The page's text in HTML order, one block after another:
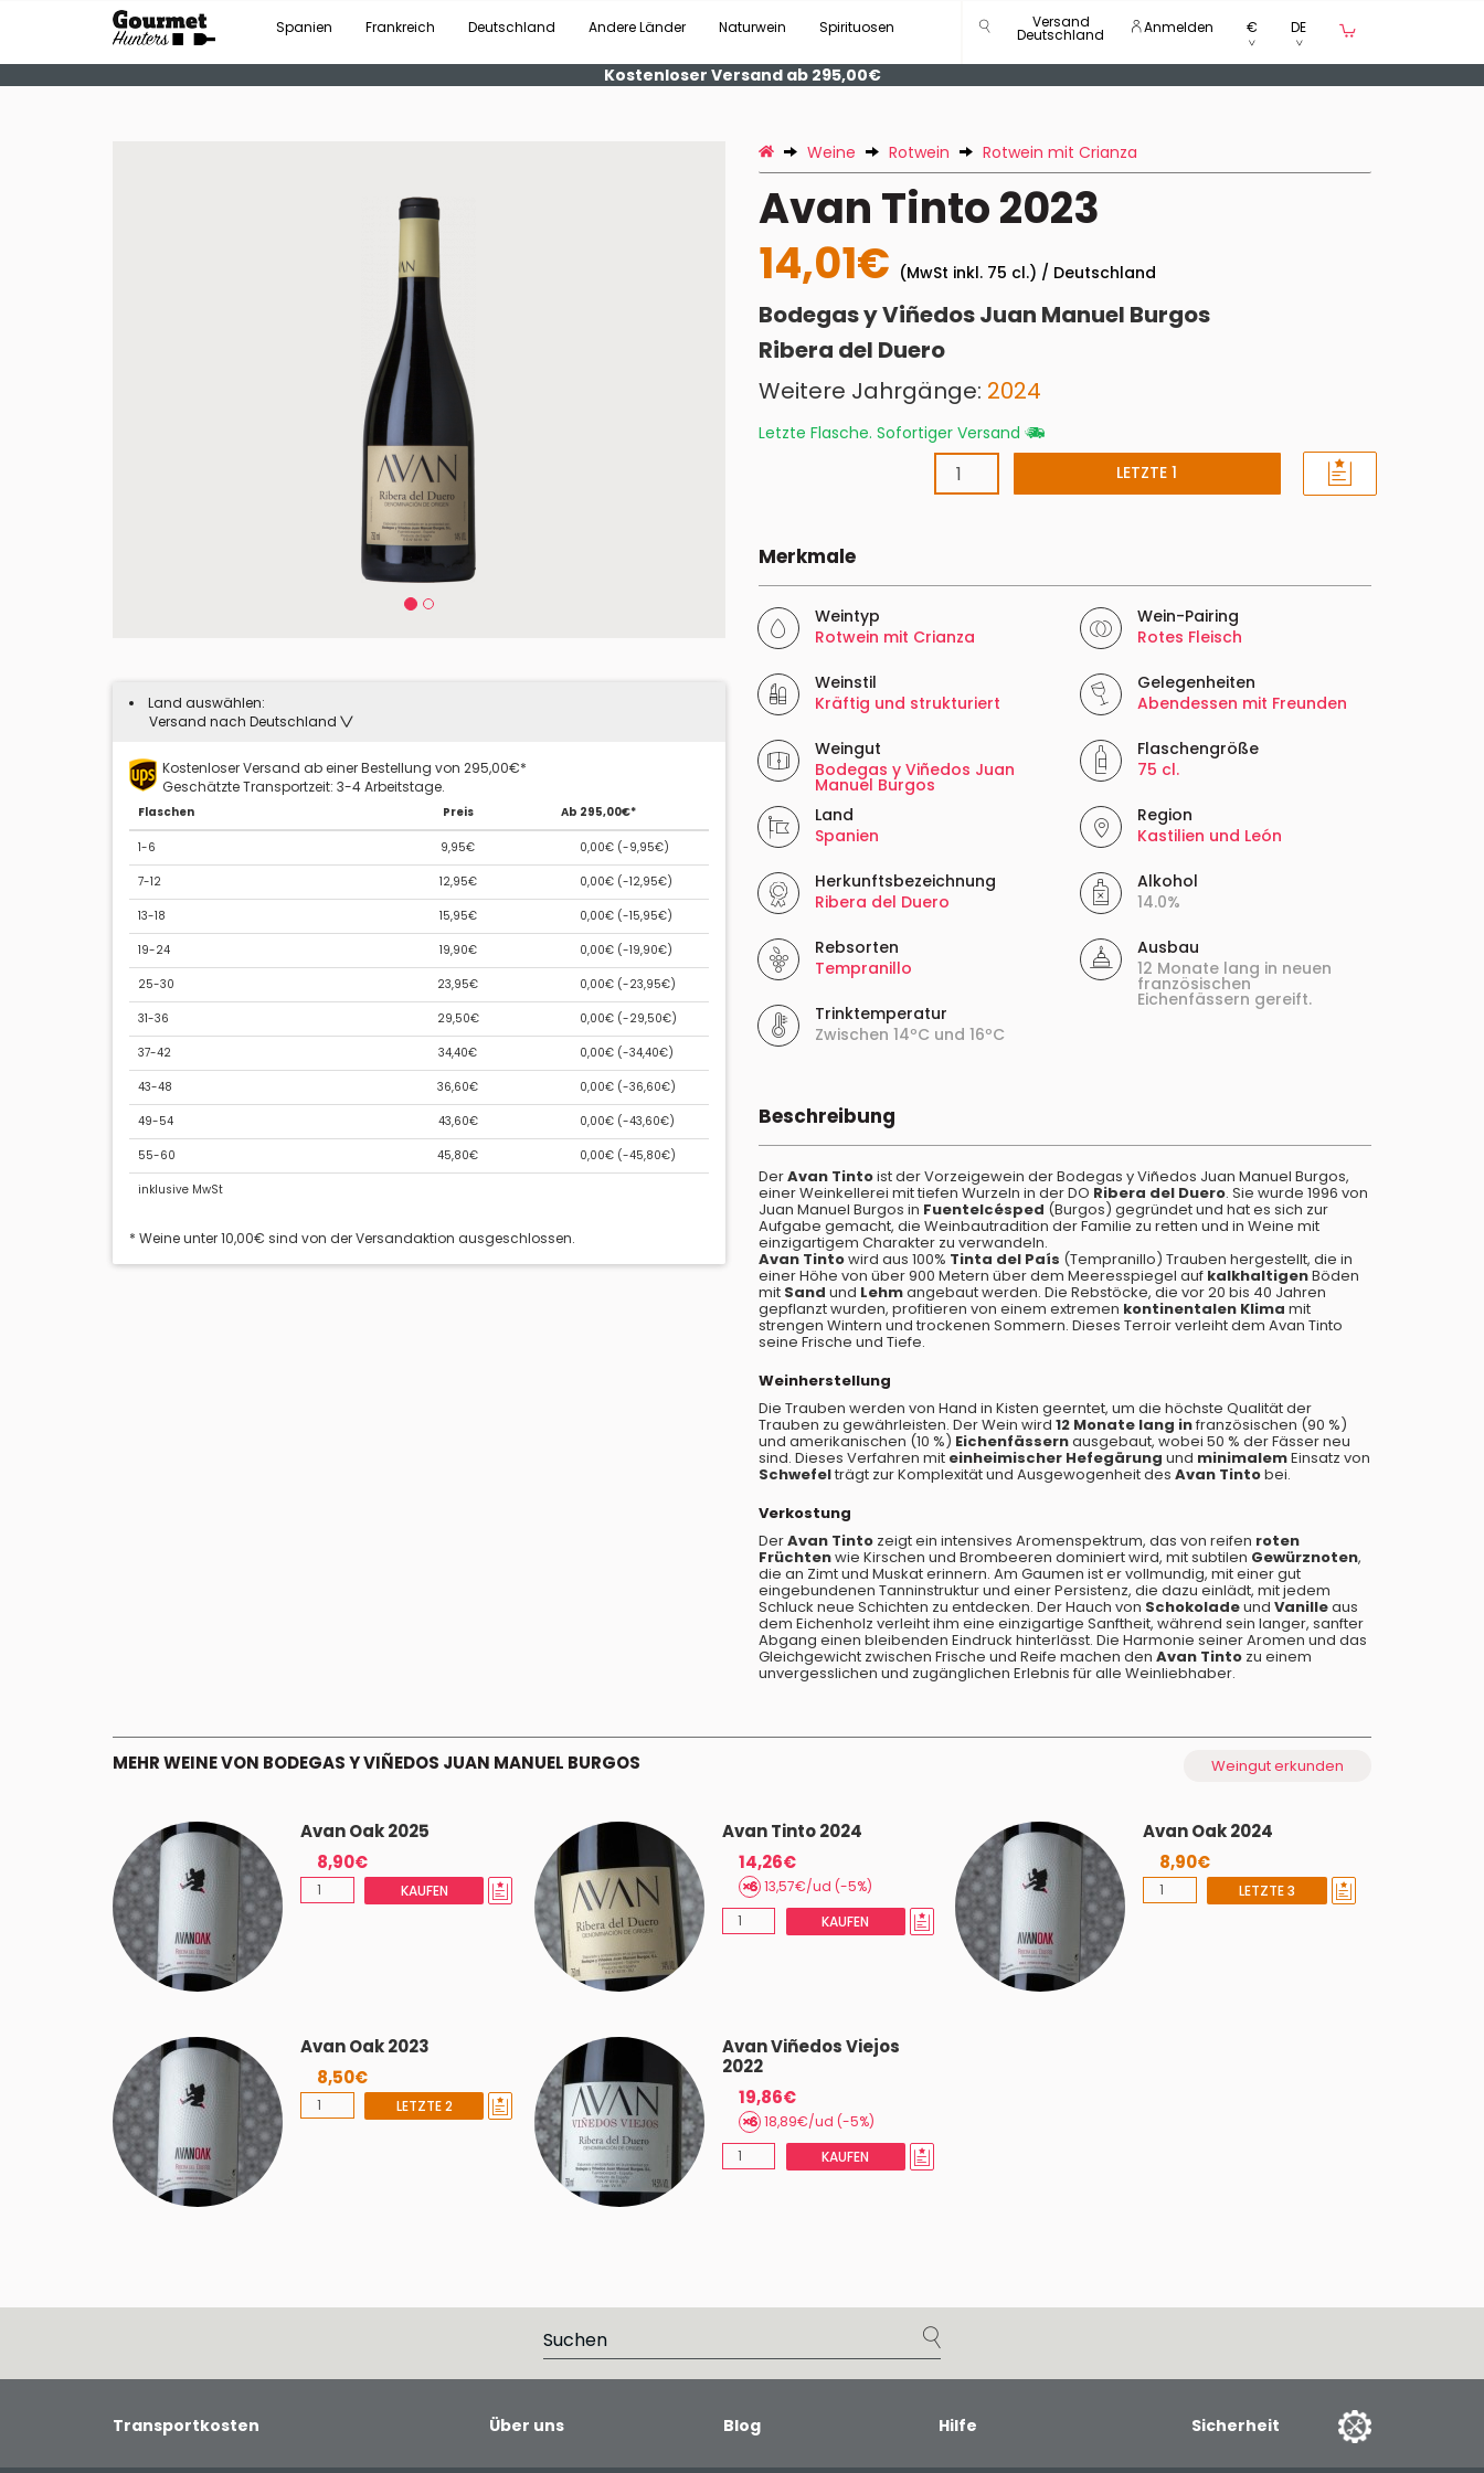
Spanien Frankreich Deutschland Andere Länder Naturwein Spirituosen Versand
Deutschland Anmelden € DE
Kostenloser Versand ab 295,00€
Land auswählen:
Versand nach Deutschland
Kostenloser Versand ab einer Bestellung von 295,00€*
Geschätzte Transportzeit: 3-4 Arbeitstage.
Flaschen Preis Ab 295,00€*
1-6 9,95€ 0,00€ (-9,95€)
7-12 12,95€ 0,00€ (-12,95€)
13-18 15,95€ 0,00€ (-15,95€)
19-24 19,90€ 0,00€ (-19,90€)
25-30 23,95€ 0,00€ (-23,95€)
31-36 29,50€ 0,00€ (-29,50€)
37-42 34,40€ 0,00€ (-34,40€)
43-48 36,60€ 0,00€ (-36,60€)
49-54 43,60€ 0,00€ (-43,60€)
55-60 45,80€ 0,00€ (-45,80€)
inklusive MwSt
* Weine unter 10,00€ sind von der Versandaktion ausgeschlossen.
Weine Rotwein Rotwein mit Crianza
Avan Tinto 2023
14,01€ (MwSt inkl. 75 cl.) / Deutschland
Bodegas y Viñedos Juan Manuel Burgos
Ribera del Duero
Weitere Jahrgänge: 2024
Letzte Flasche. Sofortiger Versand
LETZTE 1
Merkmale
Weintyp
Rotwein mit Crianza
Wein-Pairing
Rotes Fleisch
Weinstil
Kräftig und strukturiert
Gelegenheiten
Abendessen mit Freunden
Weingut
Bodegas y Viñedos Juan
Manuel Burgos
Flaschengröße
75 cl.
Land
Spanien
Region
Kastilien und León
Herkunftsbezeichnung
Ribera del Duero
Alkohol
14.0%
Rebsorten
Tempranillo
Trinktemperatur
Zwischen 14ºC und 16ºC
Ausbau
12 Monate lang in neuen
französischen
Eichenfässern gereift.
Beschreibung
DerAvan Tintoist der Vorzeigewein der Bodegas y Viñedos Juan Manuel Burgos,
einer Weinkellerei mit tiefen Wurzeln in der DO Ribera del Duero. Sie wurde 1996 von
Juan Manuel Burgos in Fuentelcésped (Burgos) gegründet und hat es sich zur
Aufgabe gemacht, die Weinbautradition der Familie zu retten und in Weine mit
einzigartigem Charakter zu verwandeln.
Avan Tintowird aus 100% Tinta del País (Tempranillo) Trauben hergestellt, die in
einer Höhe von über 900 Metern über dem Meeresspiegel auf kalkhaltigenBöden
mit Sand und Lehmangebaut werden. Die Rebstöcke, die vor 20 bis 40 Jahren
gepflanzt wurden, profitieren von einem extremen kontinentalen Klima mit
strengen Wintern und trockenen Sommern. Dieses Terroir verleiht dem Avan Tinto
seine Frische und Tiefe.
Weinherstellung
Die Trauben werden von Hand in Kisten geerntet, um die höchste Qualität der
Trauben zu gewährleisten. Der Wein wird 12 Monate lang infranzösischen (90 %)
und amerikanischen (10 %) Eichenfässernausgebaut, wobei 50 % der Fässer neu
sind. Dieses Verfahren mit einheimischer Hefegärung und minimalemEinsatz von
Schwefelträgt zur Komplexität und Ausgewogenheit des Avan Tintobei.
Verkostung
DerAvan Tinto zeigt ein intensives Aromenspektrum, das von reifen roten
Früchtenwie Kirschen und Brombeeren dominiert wird, mit subtilen Gewürznoten,
die an Zimt und Muskat erinnern. Am Gaumen ist er vollmundig, mit einer gut
eingebundenen Tanninstruktur und einer Persistenz, die dazu einlädt, mit jedem
Schluck neue Schichten zu entdecken. Der Hauch von Schokoladeund Vanilleaus
dem Eichenholz verleiht ihm eine einzigartige Sanftheit, während sein langer, sanfter
Abgang einen bleibenden Eindruck hinterlässt. Die Harmonie seiner Aromen und das
Gleichgewicht zwischen Frische und Reife machen den Avan Tinto zu einem
unvergesslichen und zugänglichen Erlebnis für alle Weinliebhaber.
MEHR WEINE VON BODEGAS Y VIÑEDOS JUAN MANUEL BURGOS Weingut erkunden
Avan Oak 2025
8,90€
KAUFEN
Avan Tinto 2024
14,26€
13,57€/ud (-5%)
KAUFEN
Avan Oak 2024
8,90€
LETZTE 3
Avan Oak 2023
8,50€
LETZTE 2
Avan Viñedos Viejos
2022
19,86€
18,89€/ud (-5%)
KAUFEN
Transportkosten Über uns Blog Hilfe Sicherheit